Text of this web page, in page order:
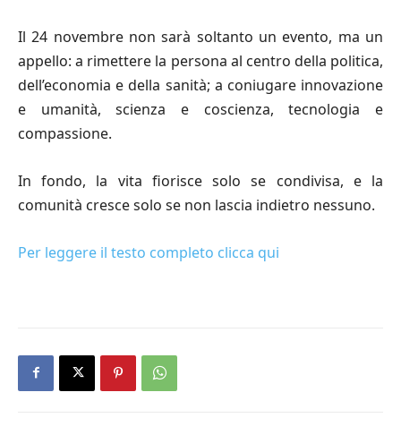
Il 24 novembre non sarà soltanto un evento, ma un
appello: a rimettere la persona al centro della politica,
dell’economia e della sanità; a coniugare innovazione
e umanità, scienza e coscienza, tecnologia e
compassione.
In fondo, la vita fiorisce solo se condivisa, e la
comunità cresce solo se non lascia indietro nessuno.
Per leggere il testo completo clicca qui